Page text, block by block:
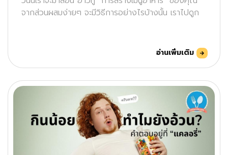
จากส่วนผสมง่ายๆ จะมีวิธีการอย่างไรบ้างนั้น เราไปดูก
อ่านเพิ่มเติม